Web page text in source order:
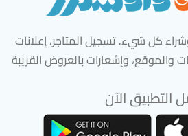
كل شيء. تسجيل المتاجر، إعلانات
والموقع، وإشعارات بالعروض القريبة
التطبيق الآن